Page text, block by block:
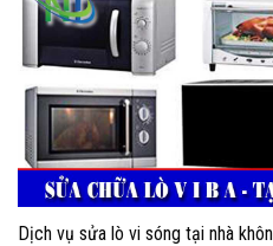
Dịch vụ sửa lò vi sóng tại nhà